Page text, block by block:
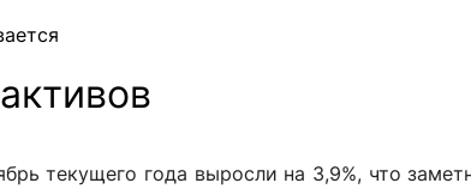
текущего года выросли на 3,9%, что